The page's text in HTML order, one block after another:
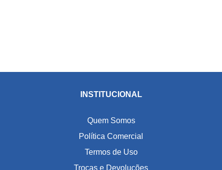
INSTITUCIONAL
Quem Somos
Política Comercial
Termos de Uso
Trocas e Devoluções